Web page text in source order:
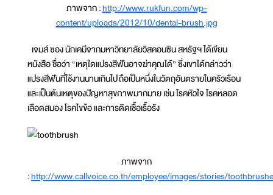
ภาพจาก :http://www.rukfun.com/wp-
content/uploads/2012/10/dental-brush.jpg
เจมส์ ซอง นักเคมีจากมหาวิทยาลัยวิสคอนซิน สหรัฐฯ ได้เขียน
หนังสือ ชื่อว่า “เหตุใดแปรงสีฟันอาจฆ่าคุณได้” ซึ่งเขาได้กล่าวว่า
แปรงสีฟันที่ใช้งานนานเกินไป ถือเป็นหนึ่งในวัตถุอันตรายในครัวเรือน
และเป็นต้นเหตุของปัญหาสุขภาพมากมาย เช่น โรคหัวใจ โรคหลอด
เลือดสมอง โรคไขข้อ และการติดเชื้อเรื้อรัง
ภาพจาก
:http://www.callvoice.co.th/employee/images/stories/